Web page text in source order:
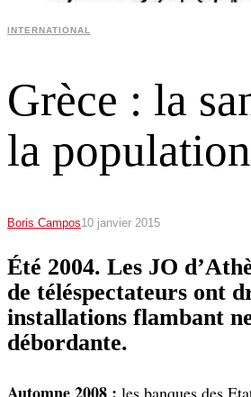
INTERNATIONAL
Grèce : la
la
Boris Campos10 janvier 2015
Été 2004. Les JO
de téléspectateurs ont
installations flambant
débordante.
Automne 2008 : les banques des